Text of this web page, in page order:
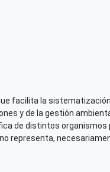
facilita la
y de la gestión
de distintos organismos
representa,